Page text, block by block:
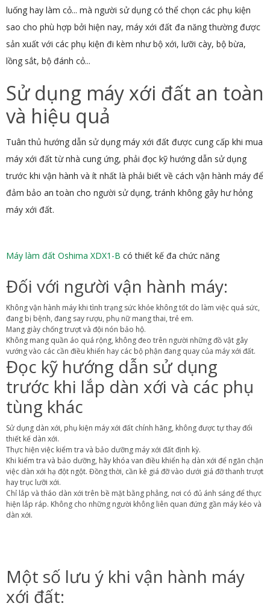
luống hay làm cỏ... mà người sử dụng có thể chọn các phụ kiện
sao cho phù hợp bởi hiện nay, máy xới đất đa năng thường được
sản xuất với các phụ kiện đi kèm như bộ xới, lưỡi cày, bộ bừa,
lồng sắt, bộ đánh cỏ...
Sử dụng máy xới đất an toàn
và hiệu quả
Tuân thủ hướng dẫn sử dụng máy xới đất được cung cấp khi mua
máy xới đất từ nhà cung ứng, phải đọc kỹ hướng dẫn sử dụng
trước khi vận hành và ít nhất là phải biết về cách vận hành máy để
đảm bảo an toàn cho người sử dụng, tránh không gây hư hỏng
máy xới đất.
Máy làm đất Oshima XDX1-B có thiết kế đa chức năng
Đối với người vận hành máy:
Không vận hành máy khi tình trạng sức khỏe không tốt do làm việc quá sức,
đang bị bệnh, đang say rượu, phụ nữ mang thai, trẻ em.
Mang giày chống trượt và đội nón bảo hộ.
Không mang quần áo quá rộng, không đeo trên người những đồ vật gây
vướng vào các cần điều khiển hay các bộ phận đang quay của máy xới đất.
Đọc kỹ hướng dẫn sử dụng
trước khi lắp dàn xới và các phụ
tùng khác
Sử dụng dàn xới, phụ kiện máy xới đất chính hãng, không được tự thay đổi
thiết kế dàn xới.
Thực hiện việc kiểm tra và bảo dưỡng máy xới đất định kỳ.
Khi kiểm tra và bảo dưỡng, hãy khóa van điều khiển hạ dàn xới để ngăn chặn
việc dàn xới hạ đột ngột. Đồng thời, cần kê giá đỡ vào dưới giá đỡ thanh trượt
hay trục lưỡi xới.
Chỉ lắp và tháo dàn xới trên bề mặt bằng phẳng, nơi có đủ ánh sáng để thực
hiện lắp ráp. Không cho những người không liên quan đứng gần máy kéo và
dàn xới.
Một số lưu ý khi vận hành máy
xới đất: